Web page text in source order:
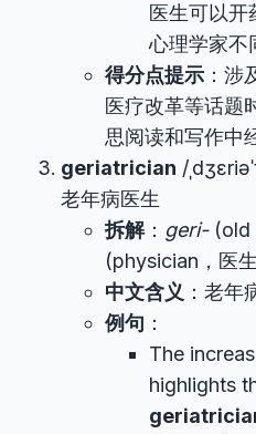
医生可以开
心理学家不
得分点提示 ：涉
医疗改革等话题
思阅读和写作中
geriatrician /
老年病医生
拆解： geri-(old
(physician，医
中文含义 ：老年
例句 ：
The
highlights